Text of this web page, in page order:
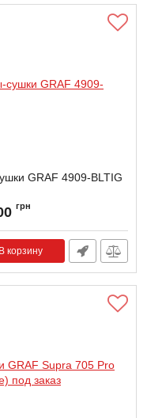
GRAF 4909-BLTIG
грн
В корзину